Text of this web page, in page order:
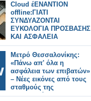
Cloud έΕΝΑΝΤΙΟΝ
offline:ΓΙΑΤΙ
ΣΥΝΔΥΑΖΟΝΤΑΙ
ΕΥΚΟΛΟΓΙΑ ΠΡΟΣΒΑΣΗΣ
ΚΑΙ ΑΣΦΑΛΕΙΑ
Μετρό Θεσσαλονίκης:
«Πάνω απ' όλα η
ασφάλεια των επιβατών»
– Νέες εικόνες από τους
σταθμούς της
Καλαμαριάς.